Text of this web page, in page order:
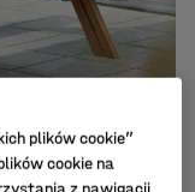
stanie się
plików cookie”
cookie na